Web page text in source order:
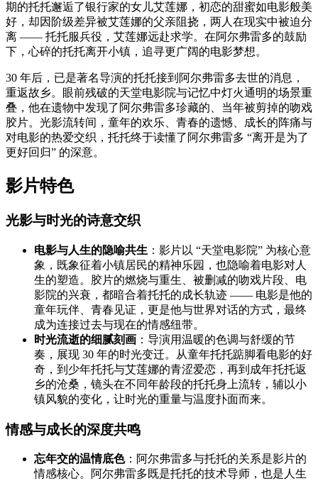
期的托托邂逅了银行家的女儿艾莲娜，初恋的甜蜜如电影般美
好，却因阶级差异被艾莲娜的父亲阻挠，两人在现实中被迫分
离 —— 托托服兵役，艾莲娜远赴求学。在阿尔弗雷多的鼓励
下，心碎的托托离开小镇，追寻更广阔的电影梦想。
30 年后，已是著名导演的托托接到阿尔弗雷多去世的消息，
重返故乡。眼前残破的天堂电影院与记忆中灯火通明的场景重
叠，他在遗物中发现了阿尔弗雷多珍藏的、当年被剪掉的吻戏
胶片。光影流转间，童年的欢乐、青春的遗憾、成长的阵痛与
对电影的热爱交织，托托终于读懂了阿尔弗雷多 “离开是为了
更好回归” 的深意。
影片特色
光影与时光的诗意交织
电影与人生的隐喻共生 ：影片以 “天堂电影院” 为核心意
象，既象征着小镇居民的精神乐园，也隐喻着电影对人
生的塑造。胶片的燃烧与重生、被删减的吻戏片段、电
影院的兴衰，都暗合着托托的成长轨迹 —— 电影是他的
童年玩伴、青春见证，更是他与世界对话的方式，最终
成为连接过去与现在的情感纽带。
时光流逝的细腻刻画 ：导演用温暖的色调与舒缓的节
奏，展现 30 年的时光变迁。从童年托托踮脚看电影的好
奇，到少年托托与艾莲娜的青涩爱恋，再到成年托托返
乡的沧桑，镜头在不同年龄段的托托身上流转，辅以小
镇风貌的变化，让时光的重量与温度扑面而来。
情感与成长的深度共鸣
忘年交的温情底色：阿尔弗雷多与托托的关系是影片的
情感核心。阿尔弗雷多既是托托的技术导师，也是人生